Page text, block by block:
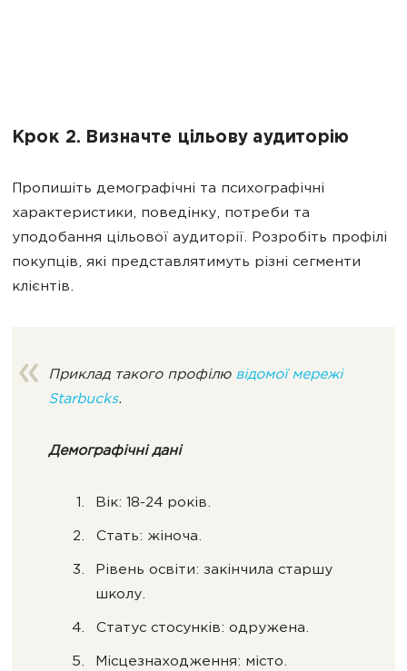
Крок 2. Визначте цільову аудиторію
Пропишіть демографічні та психографічні
характеристики, поведінку, потреби та
уподобання цільової аудиторії. Розробіть профілі
покупців, які представлятимуть різні сегменти
клієнтів.
Приклад такого профілю відомої мережі
Starbucks.
Демографічні дані
Вік: 18-24 років.
Стать: жіноча.
Рівень освіти: закінчила старшу
школу.
Статус стосунків: одружена.
Місцезнаходження: місто.